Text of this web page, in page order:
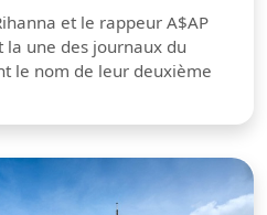
et le rappeur A$AP
la une des journaux du
le nom de leur deuxième